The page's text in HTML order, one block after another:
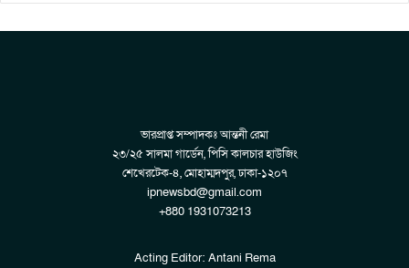
ভারপ্রাপ্ত সম্পাদকঃ আন্তনী রেমা
২৩/২৫ সালমা গার্ডেন, পিসি কালচার হাউজিং
শেখেরটেক-৪, মোহাম্মদপুর, ঢাকা-১২০৭
ipnewsbd@gmail.com
+880 1931073213
Acting Editor: Antani Rema